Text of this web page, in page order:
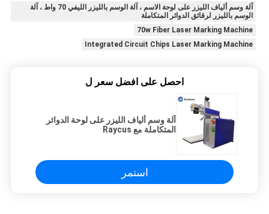
آلة وسم ألياف الليزر على لوحة الاسم ، آلة الوسم بالليزر الليفي 70 واط ، آلة
الوسم بالليزر لرقائق الدوائر المتكاملة
70w Fiber Laser Marking Machine
Integrated Circuit Chips Laser Marking Machine
احصل على افضل سعر ل
آلة وسم ألياف الليزر على لوحة الدوائر
المتكاملة مع Raycus
استمر